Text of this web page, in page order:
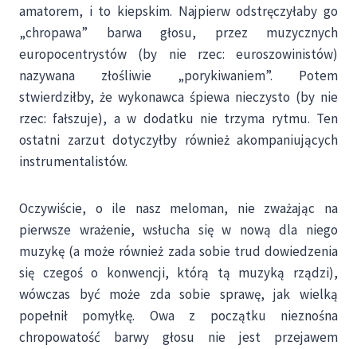
amatorem, i to kiepskim. Najpierw odstręczyłaby go
„chropawa” barwa głosu, przez muzycznych
europocentrystów (by nie rzec: euroszowinistów)
nazywana złośliwie „porykiwaniem”. Potem
stwierdziłby, że wykonawca śpiewa nieczysto (by nie
rzec: fałszuje), a w dodatku nie trzyma rytmu. Ten
ostatni zarzut dotyczyłby również akompaniujących
instrumentalistów.
Oczywiście, o ile nasz meloman, nie zważając na
pierwsze wrażenie, wsłucha się w nową dla niego
muzykę (a może również zada sobie trud dowiedzenia
się czegoś o konwencji, którą tą muzyką rządzi),
wówczas być może zda sobie sprawę, jak wielką
popełnił pomyłkę. Owa z początku nieznośna
chropowatość barwy głosu nie jest przejawem